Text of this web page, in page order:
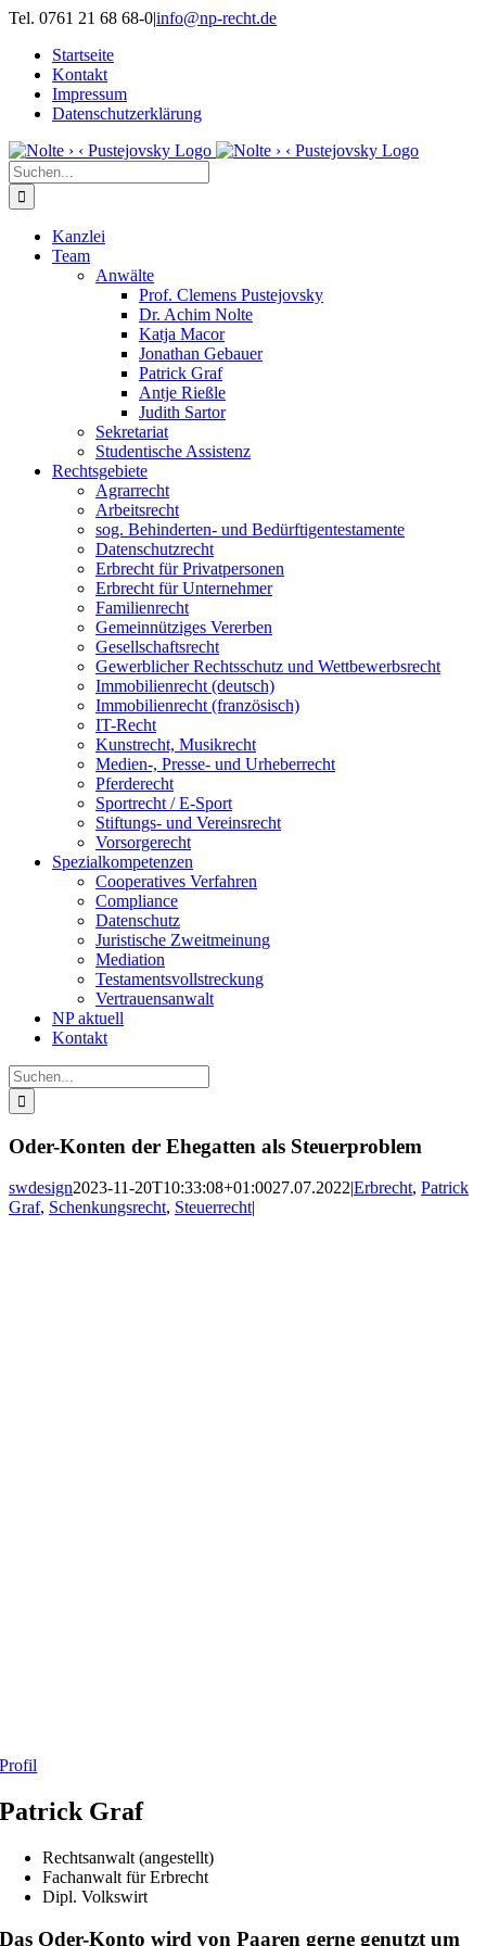
Zum
springen
Tel. 0761 21 68 68-0|info@np-recht.de
Startseite
Kontakt
Impressum
Datenschutzerklärung
Suche
nach:
Kanzlei
Team
Anwälte
Prof. Clemens Pustejovsky
Dr. Achim Nolte
Katja Macor
Jonathan Gebauer
Patrick Graf
Antje Rießle
Judith Sartor
Sekretariat
Studentische Assistenz
Rechtsgebiete
Agrarrecht
Arbeitsrecht
sog. Behinderten- und Bedürftigentestamente
Datenschutzrecht
Erbrecht für Privatpersonen
Erbrecht für Unternehmer
Familienrecht
Gemeinnütziges Vererben
Gesellschaftsrecht
Gewerblicher Rechtsschutz und Wettbewerbsrecht
Immobilienrecht (deutsch)
Immobilienrecht (französisch)
IT-Recht
Kunstrecht, Musikrecht
Medien-, Presse- und Urheberrecht
Pferderecht
Sportrecht / E-Sport
Stiftungs- und Vereinsrecht
Vorsorgerecht
Spezialkompetenzen
Cooperatives Verfahren
Compliance
Datenschutz
Juristische Zweitmeinung
Mediation
Testamentsvollstreckung
Vertrauensanwalt
NP aktuell
Kontakt
Suche
nach:
Oder-Konten der Ehegatten als Steuerproblem
swdesign2023-11-20T10:33:08+01:0027.07.2022|Erbrecht, Patrick
Graf, Schenkungsrecht, Steuerrecht|
Profil
Patrick Graf
Rechtsanwalt (angestellt)
Fachanwalt für Erbrecht
Dipl. Volkswirt
Das Oder-Konto wird von Paaren gerne genutzt um